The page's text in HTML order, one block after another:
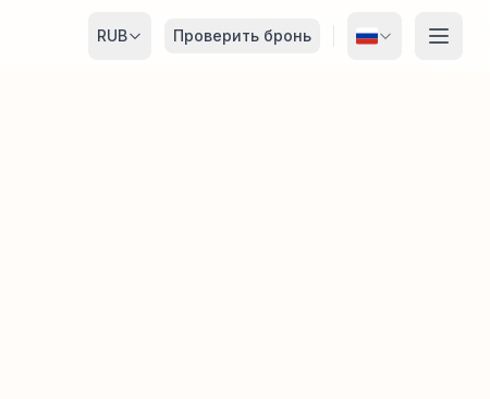
RUB Проверить бронь